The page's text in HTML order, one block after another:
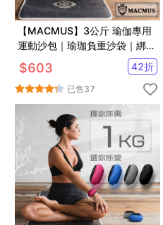
【MACMUS】3公斤 瑜伽專用
運動沙包｜瑜珈負重沙袋｜綁手
沙包
$603 42折
已售37